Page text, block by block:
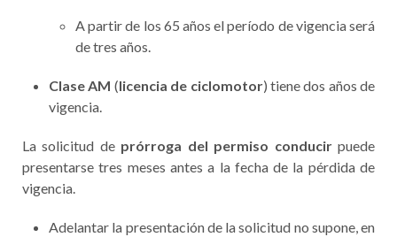
A partir de los 65 años el período de vigencia será
de tres años.
Clase AM (licencia de ciclomotor) tiene dos años de
vigencia.
La solicitud de prórroga del permiso conducirpuede
presentarse tres meses antes a la fecha de la pérdida de
vigencia.
Adelantar la presentación de la solicitud no supone, en